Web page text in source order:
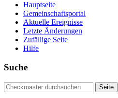
Hauptseite
Gemeinschaftsportal
Aktuelle Ereignisse
Letzte Änderungen
Zufällige Seite
Hilfe
Suche